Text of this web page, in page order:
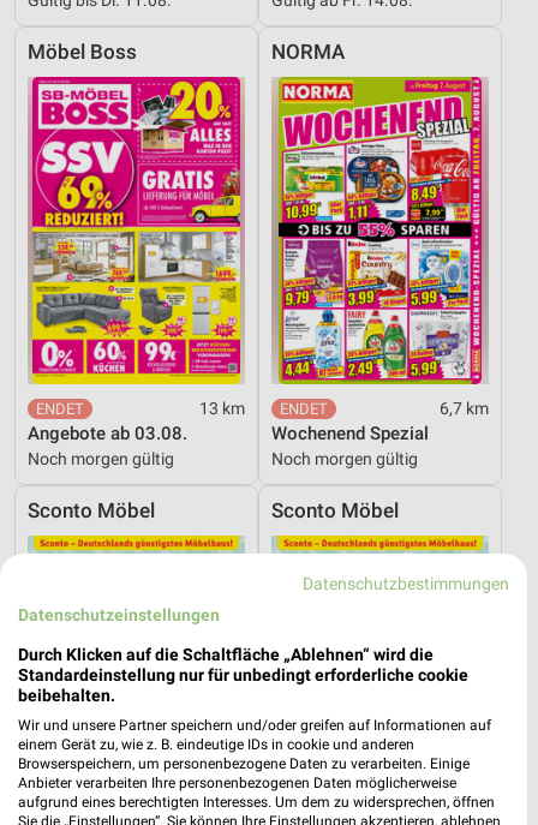
Möbel Boss
13 km
Angebote ab 03.08.
Noch morgen gültig
NORMA
6,7 km
Wochenend Spezial
Noch morgen gültig
Sconto Möbel Sconto Möbel
Datenschutzbestimmungen
Datenschutzeinstellungen
Durch Klicken auf die Schaltfläche „Ablehnen“ wird die
Standardeinstellung nur für unbedingt erforderliche cookie
beibehalten.
Wir und unsere Partner speichern und/oder greifen auf Informationen auf
einem Gerät zu, wie z. B. eindeutige IDs in cookie und anderen
Browserspeichern, um personenbezogene Daten zu verarbeiten. Einige
Anbieter verarbeiten Ihre personenbezogenen Daten möglicherweise
aufgrund eines berechtigten Interesses. Um dem zu widersprechen, öffnen
Sie die „Einstellungen“. Sie können Ihre Einstellungen akzeptieren, ablehnen